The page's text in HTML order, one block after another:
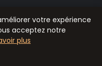
Tous droits réservés.
votre expérience
acceptez notre
plus